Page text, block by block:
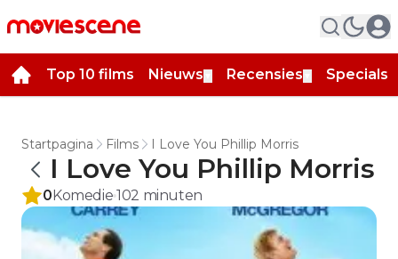
Top 10 films Nieuws Recensies Specials
Startpagina Films I Love You Phillip Morris
I Love You Phillip Morris
0Komedie 102 minuten